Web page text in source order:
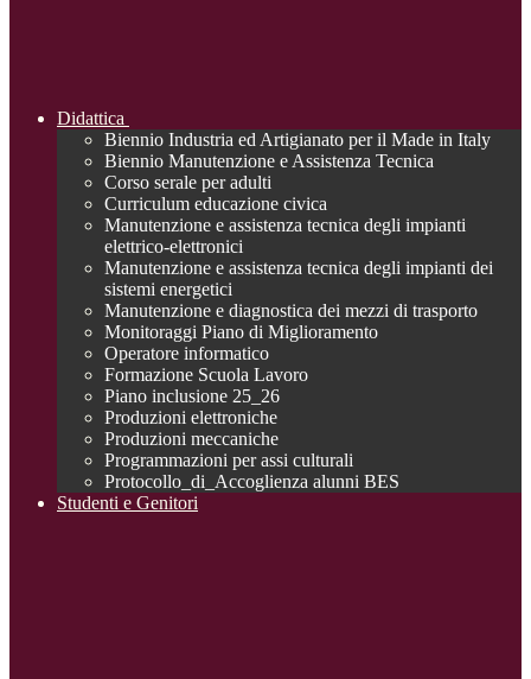
Didattica
Biennio Industria ed Artigianato per il Made in Italy
Biennio Manutenzione e Assistenza Tecnica
Corso serale per adulti
Curriculum educazione civica
Manutenzione e assistenza tecnica degli impianti
elettrico-elettronici
Manutenzione e assistenza tecnica degli impianti dei
sistemi energetici
Manutenzione e diagnostica dei mezzi di trasporto
Monitoraggi Piano di Miglioramento
Operatore informatico
Formazione Scuola Lavoro
Piano inclusione 25_26
Produzioni elettroniche
Produzioni meccaniche
Programmazioni per assi culturali
Protocollo_di_Accoglienza alunni BES
Studenti e Genitori